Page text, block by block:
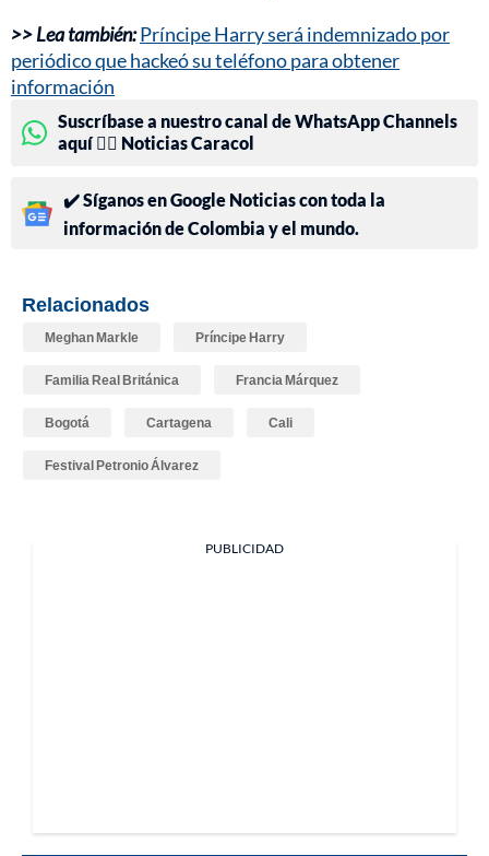
>> Lea también:Príncipe Harry será indemnizado por
periódico que hackeó su teléfono para obtener
información
Suscríbase a nuestro canal de WhatsApp Channels
aquí 👉🏻 Noticias Caracol
✔️ Síganos en Google Noticias con toda la
información de Colombia y el mundo.
Relacionados
Meghan Markle Príncipe Harry
Familia Real Británica Francia Márquez
Bogotá Cartagena Cali
Festival Petronio Álvarez
PUBLICIDAD